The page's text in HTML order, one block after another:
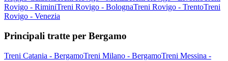
Rovigo - RiminiTreni Rovigo - BolognaTreni Rovigo - TrentoTreni
Rovigo - Venezia
Principali tratte per Bergamo
Treni Catania - BergamoTreni Milano - BergamoTreni Messina -